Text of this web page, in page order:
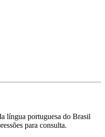
língua portuguesa do Brasil
para consulta.